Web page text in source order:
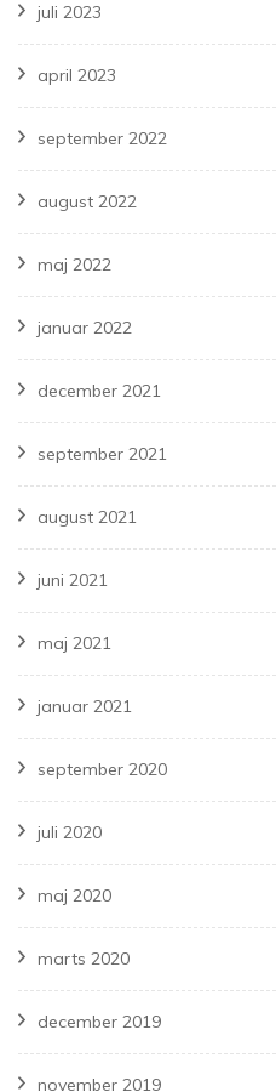
juli 2023
april 2023
september 2022
august 2022
maj 2022
januar 2022
december 2021
september 2021
august 2021
juni 2021
maj 2021
januar 2021
september 2020
juli 2020
maj 2020
marts 2020
december 2019
november 2019